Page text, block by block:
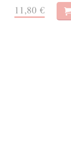
11,80 €